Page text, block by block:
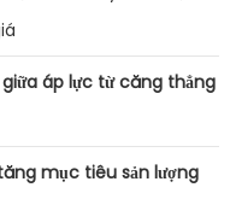
áp lực từ căng thẳng
mục tiêu sản lượng